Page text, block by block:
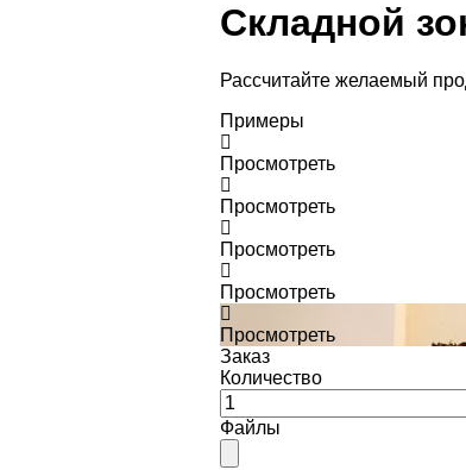
Складной
Рассчитайте желаемый
Примеры
Просмотреть
Просмотреть
Просмотреть
Просмотреть
Просмотреть
Заказ
Количество
Файлы